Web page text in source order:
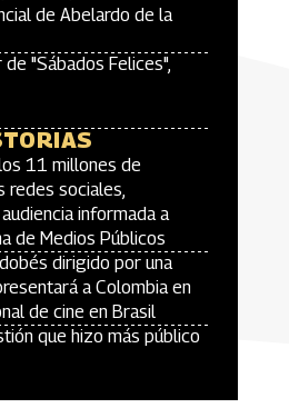
de Abelardo de la
"Sábados Felices",
11 millones de
redes sociales,
informada a
de Medios Públicos
dirigido por una
a Colombia en
de cine en Brasil
que hizo más público